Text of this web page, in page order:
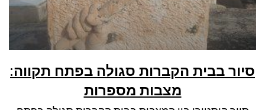
סיור בבית הקברות סגולה בפתח תקווה:
מצבות מספרות